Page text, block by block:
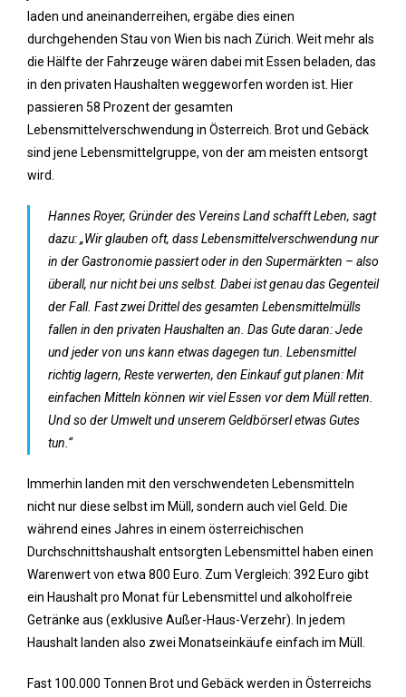
laden und aneinanderreihen, ergäbe dies einen
durchgehenden Stau von Wien bis nach Zürich. Weit mehr als
die Hälfte der Fahrzeuge wären dabei mit Essen beladen, das
in den privaten Haushalten weggeworfen worden ist. Hier
passieren 58 Prozent der gesamten
Lebensmittelverschwendung in Österreich. Brot und Gebäck
sind jene Lebensmittelgruppe, von der am meisten entsorgt
wird.
Hannes Royer, Gründer des Vereins Land schafft Leben, sagt
dazu: „Wir glauben oft, dass Lebensmittelverschwendung nur
in der Gastronomie passiert oder in den Supermärkten – also
überall, nur nicht bei uns selbst. Dabei ist genau das Gegenteil
der Fall. Fast zwei Drittel des gesamten Lebensmittelmülls
fallen in den privaten Haushalten an. Das Gute daran: Jede
und jeder von uns kann etwas dagegen tun. Lebensmittel
richtig lagern, Reste verwerten, den Einkauf gut planen: Mit
einfachen Mitteln können wir viel Essen vor dem Müll retten.
Und so der Umwelt und unserem Geldbörserl etwas Gutes
tun.“
Immerhin landen mit den verschwendeten Lebensmitteln
nicht nur diese selbst im Müll, sondern auch viel Geld. Die
während eines Jahres in einem österreichischen
Durchschnittshaushalt entsorgten Lebensmittel haben einen
Warenwert von etwa 800 Euro. Zum Vergleich: 392 Euro gibt
ein Haushalt pro Monat für Lebensmittel und alkoholfreie
Getränke aus (exklusive Außer-Haus-Verzehr). In jedem
Haushalt landen also zwei Monatseinkäufe einfach im Müll.
Fast 100.000 Tonnen Brot und Gebäck werden in Österreichs